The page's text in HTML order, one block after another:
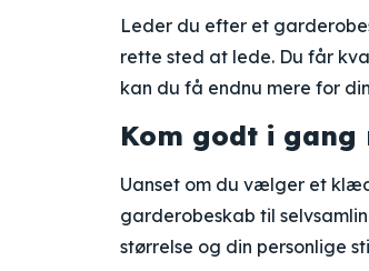
Leder du efter et
rette sted at lede. Du får
kan du få endnu mere for
Kom godt i gang
Uanset om du vælger et
garderobeskab til
størrelse og din personlige